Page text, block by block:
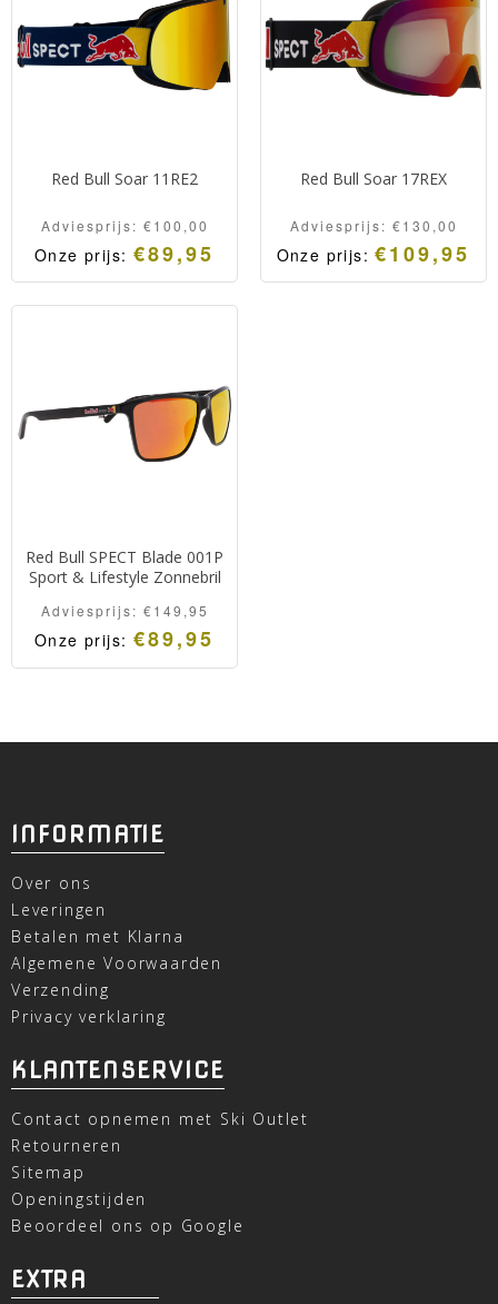
Red Bull Soar 11RE2
Adviesprijs: €100,00
Oorspronkelijke
prijs
was:
Onze prijs: €89,95
Huidige
prijs
is:
Red Bull Soar 17REX
Adviesprijs: €130,00
prijs
Onze prijs:€109,95
Huidige
prijs
Red Bull SPECT Blade 001P
Sport & Lifestyle Zonnebril
Adviesprijs: €149,95
Onze prijs: €89,95
INFORMATIE
Over ons
Leveringen
Betalen met Klarna
Algemene Voorwaarden
Verzending
Privacy verklaring
KLANTENSERVICE
Contact opnemen met Ski Outlet
Retourneren
Sitemap
Openingstijden
Beoordeel ons op Google
EXTRA